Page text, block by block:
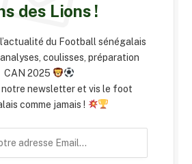
des Lions !
du Football sénégalais
coulisses, préparation
CAN 2025
notre newsletter et vis le foot
comme jamais !